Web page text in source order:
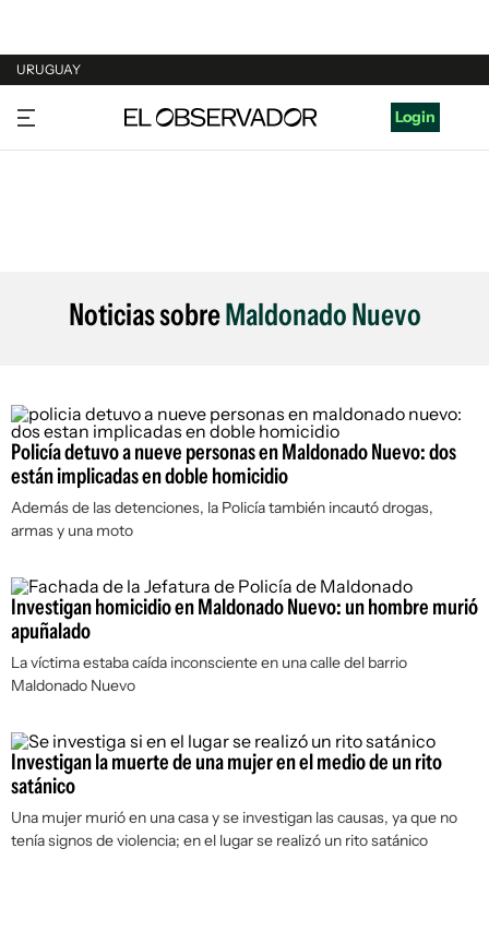
URUGUAY
URUGUAY
ARGENTINA
Login
Noticias sobreMaldonado Nuevo
Policía detuvo a nueve personas en Maldonado Nuevo: dos
están implicadas en doble homicidio
Además de las detenciones, la Policía también incautó drogas,
armas y una moto
Investigan homicidio en Maldonado Nuevo: un hombre murió
apuñalado
La víctima estaba caída inconsciente en una calle del barrio
Maldonado Nuevo
Investigan la muerte de una mujer en el medio de un rito
satánico
Una mujer murió en una casa y se investigan las causas, ya que no
tenía signos de violencia; en el lugar se realizó un rito satánico